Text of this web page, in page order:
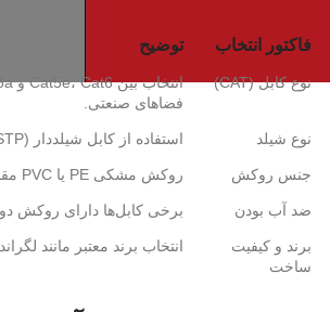
فاکتور انتخاب توضیح
نوع کابل (CAT)
فضاهای صنعتی.
نوع شیلد استفاده از کابل شیلددار (STP یا FTP) در محیط‌های پر نویز یا نزدیک کابل برق؛ در محیط خلوت کابل بدون شیلد (UTP) مناسب است.
جنس روکش روکش مشکی PE یا PVC مقاوم در برابر UV برای محافظت در برابر نور خورشید و دوام طولانی.
ضد آب بودن برخی کابل‌ها دارای روکش
برند و کیفیت
ساخت
انتخاب برند معتبر مانند